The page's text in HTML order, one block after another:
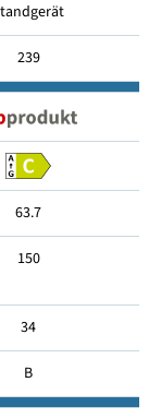
239
63.7
150
34
B